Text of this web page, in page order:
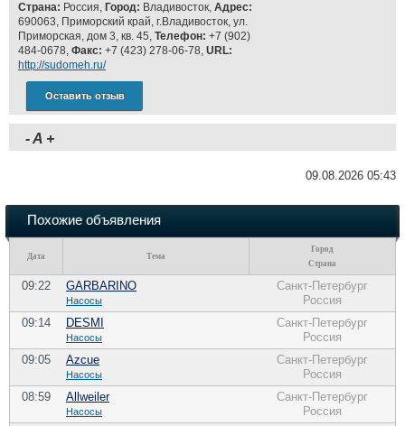
Реклама
Выставки и семинары
Личности
Словарь
Форум
Страна: Россия, Город: Владивосток, Адрес:
690063, Приморский край, г.Владивосток, ул.
Приморская, дом 3, кв. 45, Телефон: +7 (902)
484-0678, Факс: +7 (423) 278-06-78, URL:
http://sudomeh.ru/
Оставить отзыв
-A +
09.08.2026 05:43
Похожие объявления
Дата Тема
Город
Страна
09:22 GARBARINO
Насосы
Санкт-Петербург
Россия
09:14
DESMI
Насосы
Санкт-Петербург
Россия
09:05
Azcue
Насосы
Санкт-Петербург
Россия
08:59
Allweiler
Насосы
Санкт-Петербург
Россия